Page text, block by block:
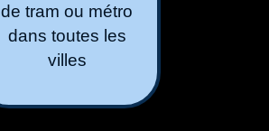
de tram ou métro
dans toutes les
villes